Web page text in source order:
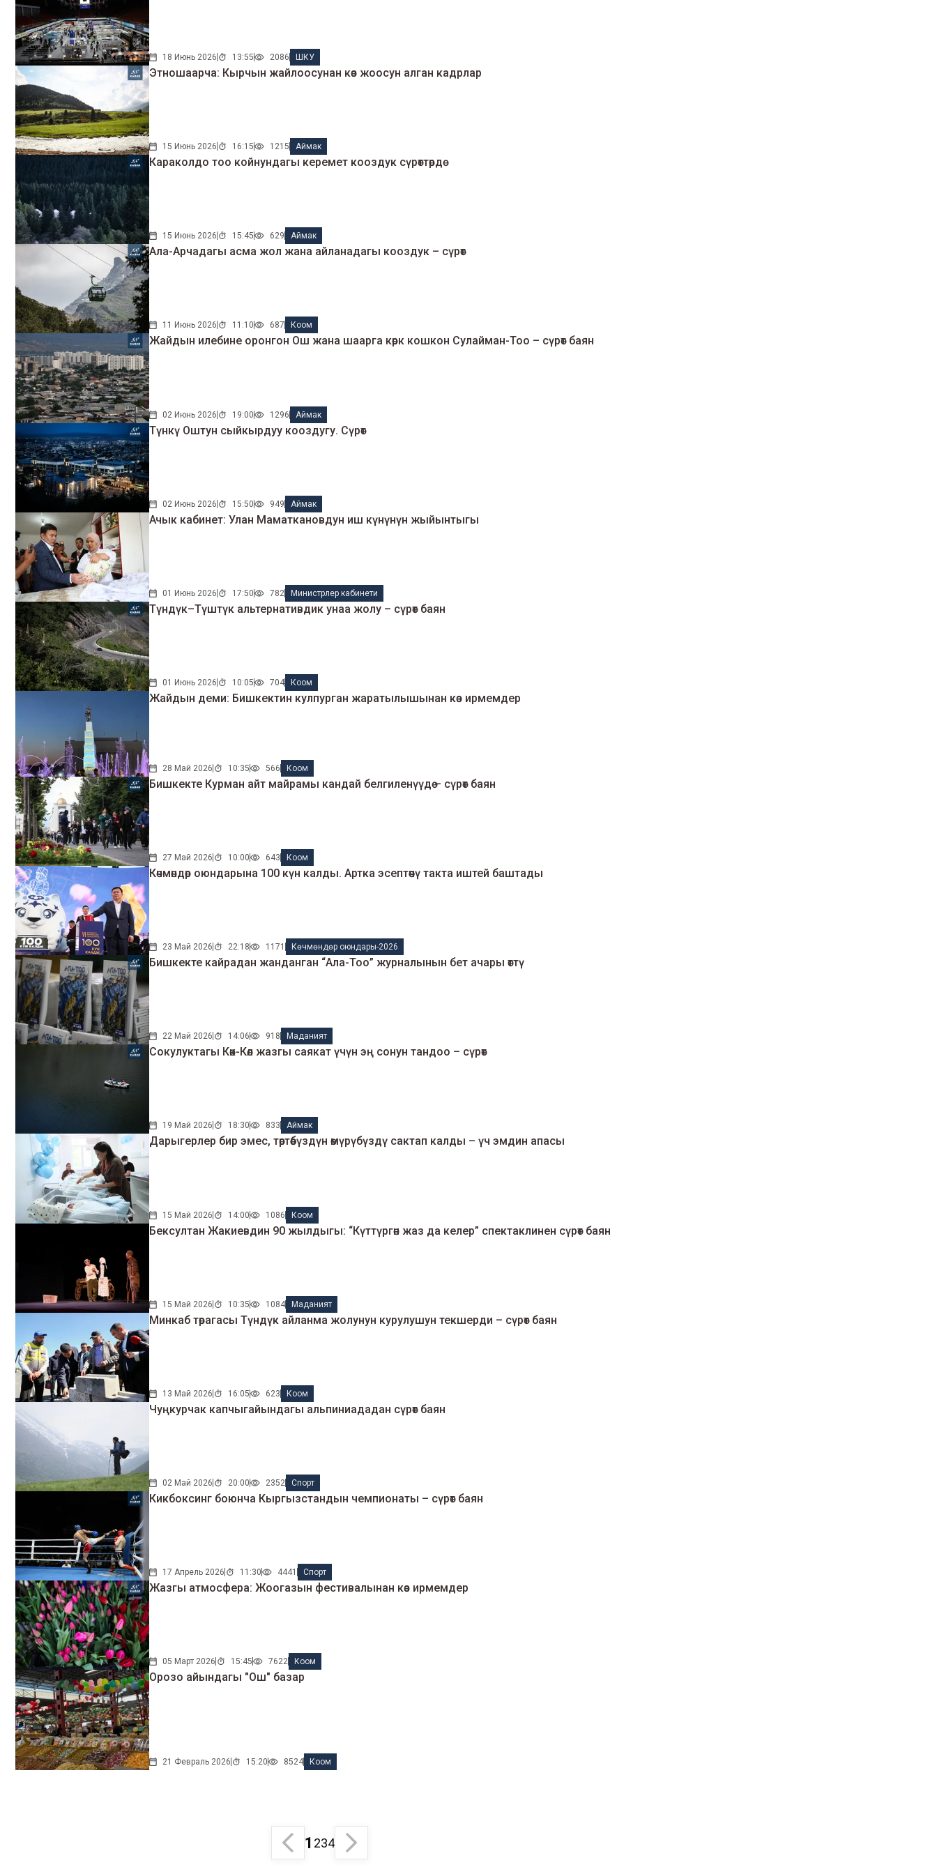
18 Июнь 2026 13:55 2086 ШКУ
Этношаарча: Кырчын жайлоосунан көз жоосун алган кадрлар
15 Июнь 2026 16:15 1215 Аймак
Караколдо тоо койнундагы керемет кооздук сүрөттөрдө
15 Июнь 2026 15:45 629 Аймак
Ала-Арчадагы асма жол жана айланадагы кооздук – сүрөт
11 Июнь 2026 11:10 687 Коом
Жайдын илебине оронгон Ош жана шаарга көрк кошкон Сулайман-Тоо – сүрөт баян
02 Июнь 2026 19:00 1296 Аймак
Түнкү Оштун сыйкырдуу кооздугу. Сүрөт
02 Июнь 2026 15:50 949 Аймак
Ачык кабинет: Улан Маматкановдун иш күнүнүн жыйынтыгы
01 Июнь 2026 17:50 782 Министрлер кабинети
Түндүк–Түштүк альтернативдик унаа жолу – сүрөт баян
01 Июнь 2026 10:05 704 Коом
Жайдын деми: Бишкектин кулпурган жаратылышынан көз ирмемдер
28 Май 2026 10:35 566 Коом
Бишкекте Курман айт майрамы кандай белгиленүүдө – сүрөт баян
27 Май 2026 10:00 643 Коом
Көчмөндөр оюндарына 100 күн калды. Артка эсептөөчү такта иштей баштады
23 Май 2026 22:18 1171 Көчмөндөр оюндары-2026
Бишкекте кайрадан жанданган “Ала-Тоо” журналынын бет ачары өттү
22 Май 2026 14:06 918 Маданият
Сокулуктагы Көк-Көл жазгы саякат үчүн эң сонун тандоо – сүрөт
19 Май 2026 18:30 833 Аймак
Дарыгерлер бир эмес, төртөөбүздүн өмүрүбүздү сактап калды – үч эмдин апасы
15 Май 2026 14:00 1086 Коом
Бексултан Жакиевдин 90 жылдыгы: “Күттүргөн жаз да келер” спектаклинен сүрөт баян
15 Май 2026 10:35 1084 Маданият
Минкаб төрагасы Түндүк айланма жолунун курулушун текшерди – сүрөт баян
13 Май 2026 16:05 623 Коом
Чуңкурчак капчыгайындагы альпиниададан сүрөт баян
02 Май 2026 20:00 2352 Спорт
Кикбоксинг боюнча Кыргызстандын чемпионаты – сүрөт баян
17 Апрель 2026 11:30 4441 Спорт
Жазгы атмосфера: Жоогазын фестивалынан көз ирмемдер
05 Март 2026 15:45 7622 Коом
Орозо айындагы "Ош" базар
21 Февраль 2026 15:20 8524 Коом
1 234